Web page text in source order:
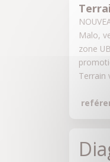
Malo,
zone
Terrain